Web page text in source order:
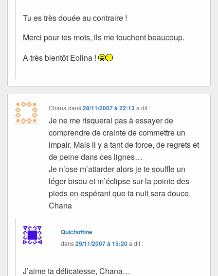
Tu es très douée au contraire !
Merci pour tes mots, ils me touchent beaucoup.
A très bientôt Eolina !
Chana dans28/11/2007 à 22:13 a dit :
Je ne me risquerai pas à essayer de
comprendre de crainte de commettre un
impair. Mais il y a tant de force, de regrets et
de peine dans ces lignes…
Je n’ose m’attarder alors je te souffle un
léger bisou et m’éclipse sur la pointe des
pieds en espérant que ta nuit sera douce.
Chana
Quichottine
dans29/11/2007 à 15:20a dit :
J’aime ta délicatesse, Chana…